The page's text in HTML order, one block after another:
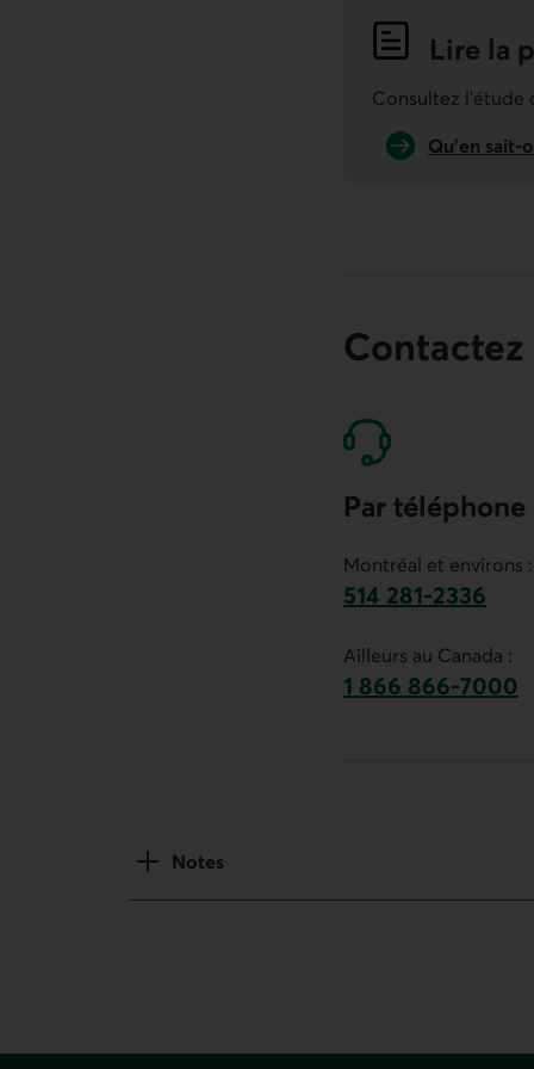
Lire la
Consultez l'étude
Qu’en
Par téléphone
Montréal et environs :
514 281-2336
Ailleurs au Canada :
1 866 866-7000
Notes